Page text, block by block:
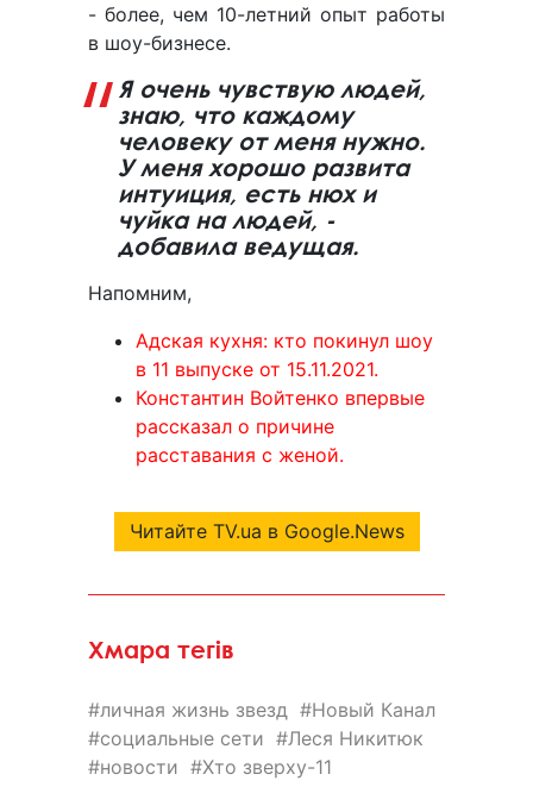
- более, чем 10-летний опыт работы
в шоу-бизнесе.
Я очень чувствую людей,
знаю, что каждому
человеку от меня нужно.
У меня хорошо развита
интуиция, есть нюх и
чуйка на людей, -
добавила ведущая.
Напомним,
Адская кухня: кто покинул шоу
в 11 выпуске от 15.11.2021.
Константин Войтенко впервые
рассказал о причине
расставания с женой.
Читайте TV.ua в Google.News
Хмара тегів
личная жизнь звезд
Новый Канал
социальные сети
Леся Никитюк
новости
Хто зверху-11